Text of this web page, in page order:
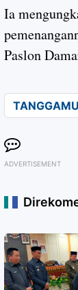
Ia
Paslon
ADVERTISEMENT